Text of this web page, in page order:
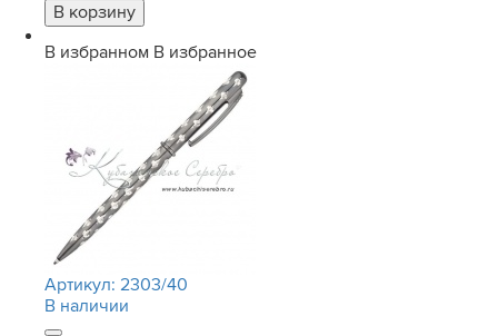
В избранном В избранное
Артикул: 2303/40
В наличии